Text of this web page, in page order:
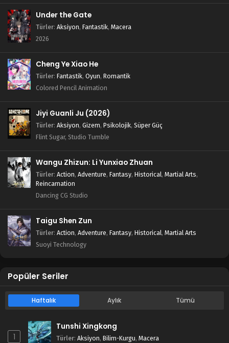
Under the Gate
Türler: Aksiyon, Fantastik, Macera
2026
Cheng Ye Xiao He
Türler: Fantastik, Oyun, Romantik
Colored Pencil Animation
Jiyi Guanli Ju (2026)
Türler: Aksiyon, Gizem, Psikolojik, Süper Güç
Flint Sugar, Studio Tumble
Wangu Zhizun: Li Yunxiao Zhuan
Türler: Action, Adventure, Fantasy, Historical, Martial Arts,
Reincarnation
Dancing CG Studio
Taigu Shen Zun
Türler: Action, Adventure, Fantasy, Historical, Martial Arts
Suoyi Technology
Popüler Seriler
Haftalık Aylık Tümü
1
Tunshi Xingkong
Türler: Aksiyon, Bilim-Kurgu, Macera